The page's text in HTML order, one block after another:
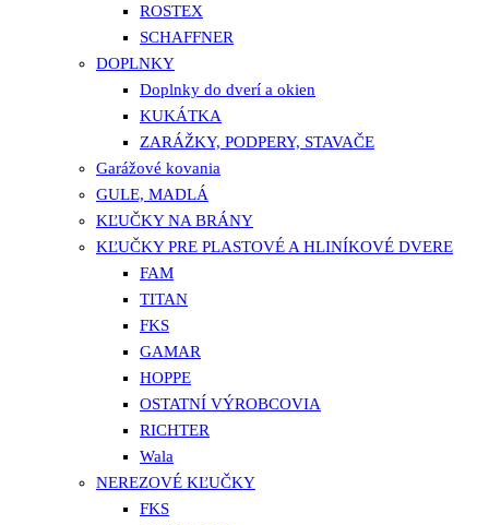
ROSTEX
SCHAFFNER
DOPLNKY
Doplnky do dverí a okien
KUKÁTKA
ZARÁŽKY, PODPERY, STAVAČE
Garážové kovania
GULE, MADLÁ
KĽUČKY NA BRÁNY
KĽUČKY PRE PLASTOVÉ A HLINÍKOVÉ DVERE
FAM
TITAN
FKS
GAMAR
HOPPE
OSTATNÍ VÝROBCOVIA
RICHTER
Wala
NEREZOVÉ KĽUČKY
FKS